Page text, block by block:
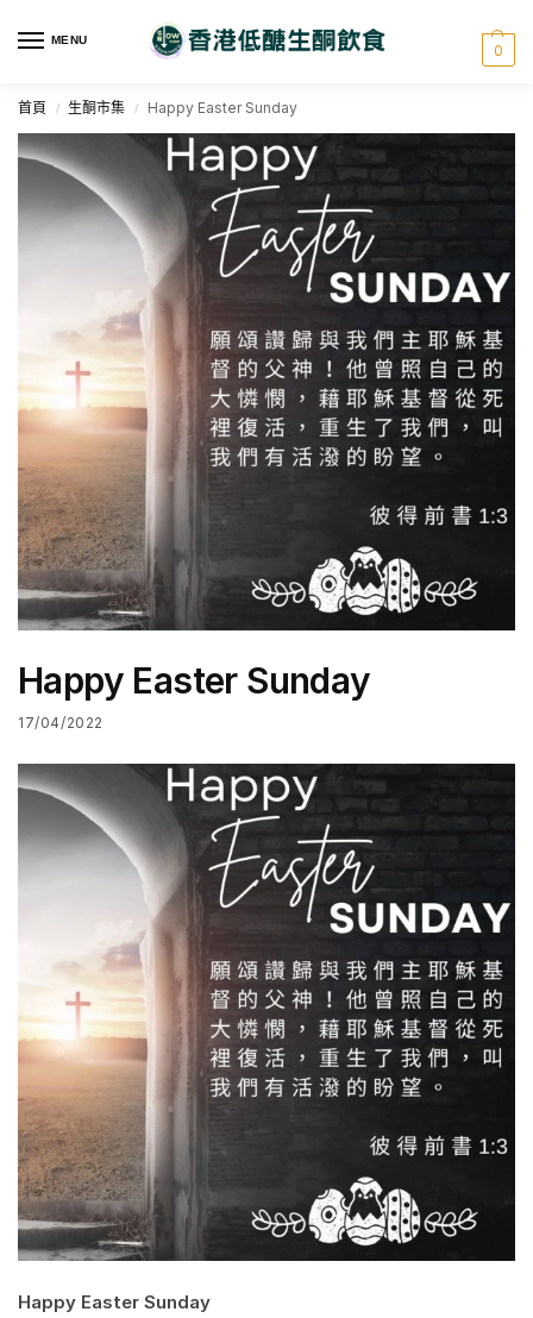
MENU
0
首頁 / 生酮市集 / Happy Easter Sunday
Happy Easter Sunday
17/04/2022
Happy Easter Sunday